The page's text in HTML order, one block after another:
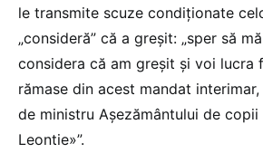
le transmite scuze condiționate
„consideră” că a greșit: „sper să
considera că am greșit și voi lucra
rămase din acest mandat
de ministru Așezământului de copii
Leontie»”.